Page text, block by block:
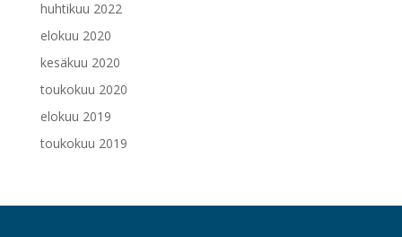
huhtikuu 2022
elokuu 2020
kesäkuu 2020
toukokuu 2020
elokuu 2019
toukokuu 2019